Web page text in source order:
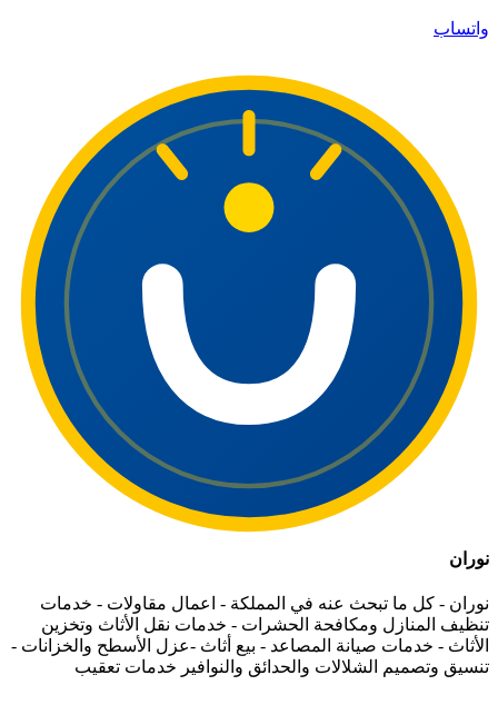
واتساب
نوران
نوران - كل ما تبحث عنه في المملكة - اعمال مقاولات - خدمات
تنظيف المنازل ومكافحة الحشرات - خدمات نقل الأثاث وتخزين
الأثاث - خدمات صيانة المصاعد - بيع أثاث -عزل الأسطح والخزانات -
تنسيق وتصميم الشلالات والحدائق والنوافير خدمات تعقيب